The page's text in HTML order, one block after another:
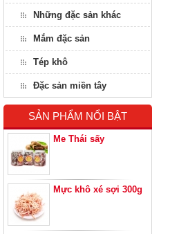
Những đặc sản khác
Mắm đặc sản
Tép khô
Đặc sản miền tây
SẢN PHẨM NỔI BẬT
Me Thái sấy
Mực khô xé sợi 300g